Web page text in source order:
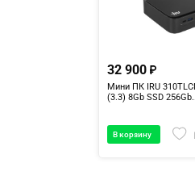
32 900
Мини ПК IRU
(3.3) 8Gb SSD
В корзину